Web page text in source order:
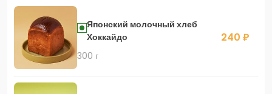
Японский молочный хлеб
Хоккайдо
300 г
240 ₽